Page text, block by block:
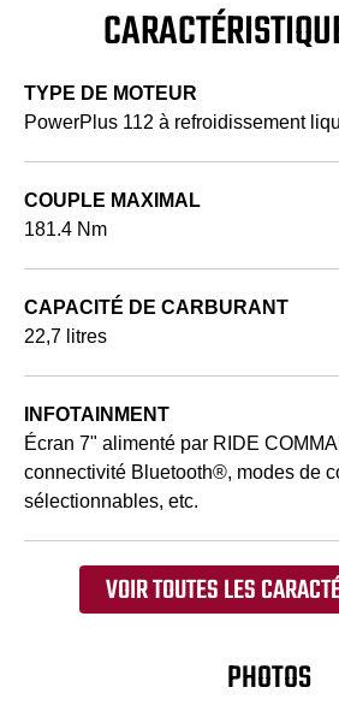
TYPE DE MOTEUR
PowerPlus 112 à refroidissement
COUPLE MAXIMAL
181.4 Nm
CAPACITÉ DE CARBURANT
22,7 litres
INFOTAINMENT
Écran 7" alimenté par RIDE
connectivité Bluetooth®, modes de
sélectionnables, etc.
VOIR TOUTES LES
PHOTOS